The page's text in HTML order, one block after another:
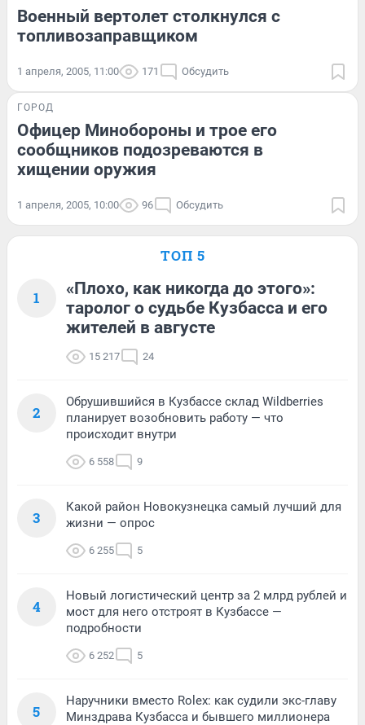
Военный вертолет столкнулся с
топливозаправщиком
1 апреля, 2005, 11:00 171 Обсудить
ГОРОД
Офицер Минобороны и трое его
сообщников подозреваются в
хищении оружия
1 апреля, 2005, 10:00 96 Обсудить
ТОП 5
1
«Плохо, как никогда до этого»:
таролог о судьбе Кузбасса и его
жителей в августе
15 217 24
2
Обрушившийся в Кузбассе склад Wildberries
планирует возобновить работу — что
происходит внутри
6 558 9
3
Какой район Новокузнецка самый лучший для
жизни — опрос
6 255 5
4
Новый логистический центр за 2 млрд рублей и
мост для него отстроят в Кузбассе —
подробности
6 252 5
5
Наручники вместо Rolex: как судили экс-главу
Минздрава Кузбасса и бывшего миллионера